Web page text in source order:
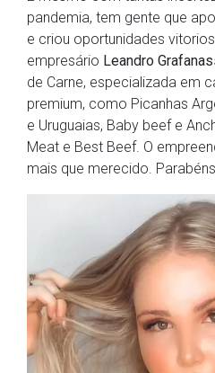
pandemia, tem gente que
e criou oportunidades
empresário Leandro
de Carne, especializada em
premium, como Picanhas
e Uruguaias, Baby beef e
Meat e Best Beef. O
mais que merecido.